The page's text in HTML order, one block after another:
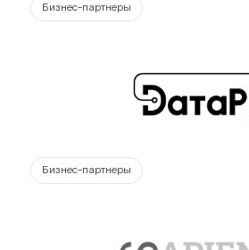
Бизнес-партнеры
Бизнес-партнеры